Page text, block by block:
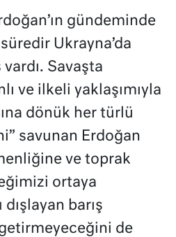
gündeminde
Ukrayna’da
Savaşta
ve ilkeli yaklaşımıyla
dönük her türlü
savunan Erdoğan
ve toprak
ortaya
dışlayan barış
de